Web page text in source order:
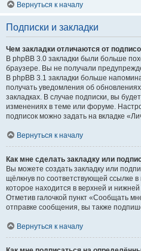
Вернуться к началу
Подписки и закладки
Чем закладки отличаются от
В phpBB 3.0 закладки были больше
браузере. Вы не получали
В phpBB 3.1 закладки больше
получать уведомления об
закладках. В случае подписки, вы
изменениях в теме или форуме.
подписок можно задать на вкладке
Вернуться к началу
Как мне сделать закладку или
Вы можете создать закладку или
щёлкнув по соответствующей ссылке
которое находится в верхней и
Отметив галочкой пункт «Сообщать
отправке сообщения, вы также
Вернуться к началу